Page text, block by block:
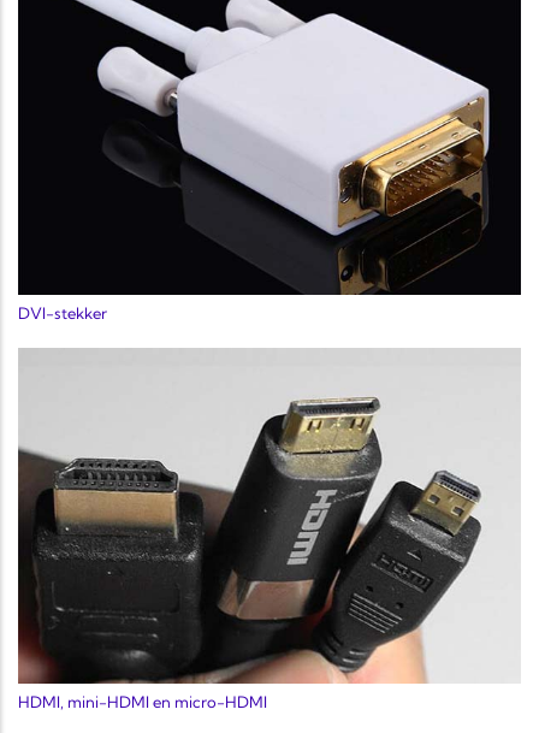
DVI-stekker
HDMI, mini-HDMI en micro-HDMI